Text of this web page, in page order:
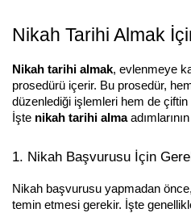
Nikah Tarihi Almak
Nikah tarihi almak, evlenmeye
prosedürü içerir. Bu prosedür,
düzenlediği işlemleri hem de çiftin
İşte nikah tarihi alma
1. Nikah Başvurusu İçin
Nikah başvurusu yapmadan
temin etmesi gerekir. İşte